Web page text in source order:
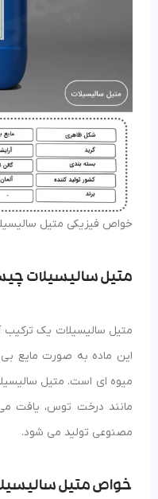
خواص فیزیکی متیل
متیل سالیسیلات
این ماده به صورت مایع
میوه ای است. متیل
مانند درخت توس، یافت
مصنوعی تولید می شود.
خواص متیل